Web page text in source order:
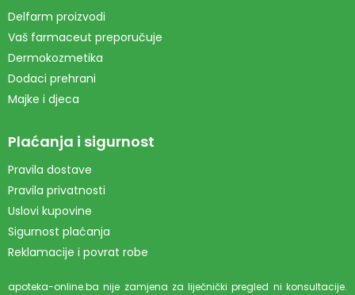
Delfarm proizvodi
Vaš farmaceut preporučuje
Dermokozmetika
Dodaci prehrani
Majke i djeca
Plaćanja i sigurnost
Pravila dostave
Pravila privatnosti
Uslovi kupovine
Sigurnost plaćanja
Reklamacije i povrat robe
apoteka-online.ba nije zamjena za liječnički pregled ni konsultacije.